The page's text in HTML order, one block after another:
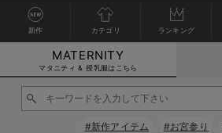
マタニティウェア全て
マタニティ ワンピース
マタニティ 下着・インナー全て
授乳ブラ・マタニティブラ（マタニティインナー・産後用品）
授乳服全て
マタニティ フォーマル全て
マタニティ スーツ
授乳用品全て
妊婦用 抱き枕・授乳クッション
マタニティレッグウェア全て
マタニティストッキング・タイツ
マタニティ ボディケア全て
アウトレット全て
【アウトレット】ワンピース
特集全て
再入荷全て
再入荷｜インナー
新作 カテゴリ ランキング
MATERNITY
マタニティ & 授乳服はこちら
#新作アイテム #お宮参り
カートに入れる
閉じる